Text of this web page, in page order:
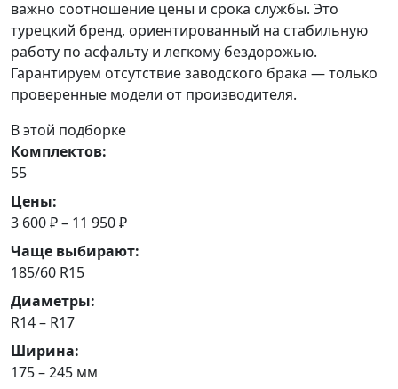
важно соотношение цены и срока службы. Это
турецкий бренд, ориентированный на стабильную
работу по асфальту и легкому бездорожью.
Гарантируем отсутствие заводского брака — только
проверенные модели от производителя.
В этой подборке
Комплектов:
55
Цены:
3 600 ₽ – 11 950 ₽
Чаще выбирают:
185/60 R15
Диаметры:
R14 – R17
Ширина:
175 – 245 мм